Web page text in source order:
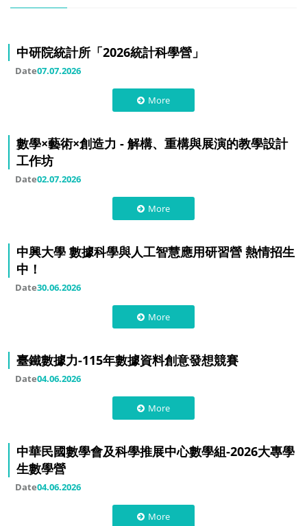
中研院統計所「2026統計科學營」
Date07.07.2026
More
數學×藝術×創造力 - 解構、重構與展演的教學設計
工作坊
Date02.07.2026
More
中興大學 數據科學與人工智慧應用研習營 熱情招生
中！
Date30.06.2026
More
臺鐵數據力-115年數據資料創意發想競賽
Date04.06.2026
More
中華民國數學會及科學推展中心數學組-2026大專學
生數學營
Date04.06.2026
More